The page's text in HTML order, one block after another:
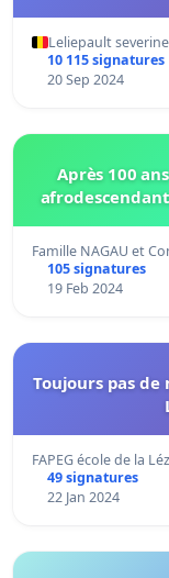
Leliepault severine
10 115 signatures
20 Sep 2024
Après 100
Famille NAGAU et
105 signatures
19 Feb 2024
Toujours pas de
FAPEG école de la
49 signatures
22 Jan 2024